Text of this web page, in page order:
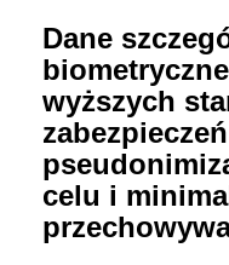
Dane
wyższych
celu i